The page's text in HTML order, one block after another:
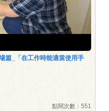
篇_「在工作時能適當使用手
點閱次數：551